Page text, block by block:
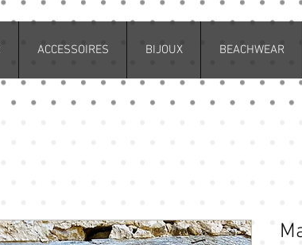
ACCESSOIRES BIJOUX BEACHWEAR